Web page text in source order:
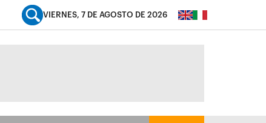
VIERNES, 7 DE AGOSTO DE 2026